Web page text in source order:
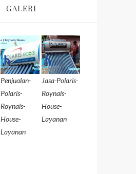
GALERI
Penjualan-
Polaris-
Roynals-
House-
Layanan
Jasa-Polaris-
Roynals-
House-
Layanan